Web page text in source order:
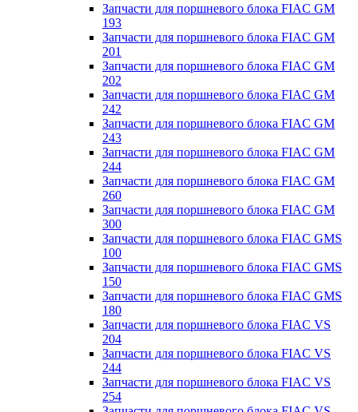
Запчасти для поршневого блока FIAC GM
193
Запчасти для поршневого блока FIAC GM
201
Запчасти для поршневого блока FIAC GM
202
Запчасти для поршневого блока FIAC GM
242
Запчасти для поршневого блока FIAC GM
243
Запчасти для поршневого блока FIAC GM
244
Запчасти для поршневого блока FIAC GM
260
Запчасти для поршневого блока FIAC GM
300
Запчасти для поршневого блока FIAC GMS
100
Запчасти для поршневого блока FIAC GMS
150
Запчасти для поршневого блока FIAC GMS
180
Запчасти для поршневого блока FIAC VS
204
Запчасти для поршневого блока FIAC VS
244
Запчасти для поршневого блока FIAC VS
254